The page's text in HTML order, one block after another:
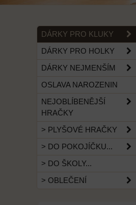
DÁRKY PRO KLUKY
DÁRKY PRO HOLKY
DÁRKY NEJMENŠÍM
OSLAVA NAROZENIN
NEJOBLÍBENĚJŠÍ
HRAČKY
> PLYŠOVÉ HRAČKY
> DO POKOJÍČKU...
> DO ŠKOLY...
> OBLEČENÍ